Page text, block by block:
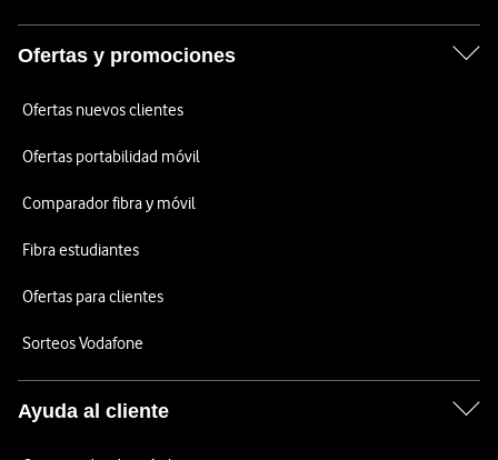
Ofertas y promociones
Ofertas nuevos clientes
Ofertas portabilidad móvil
Comparador fibra y móvil
Fibra estudiantes
Ofertas para clientes
Sorteos Vodafone
Ayuda al cliente